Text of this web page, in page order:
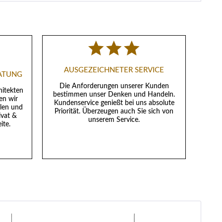
wir
und
&
AUSGEZEICHNETER SERVICE
Die Anforderungen unserer Kunden
bestimmen unser Denken und Handeln.
Kundenservice genießt bei uns absolute
Priorität. Überzeugen auch Sie sich von
unserem Service.